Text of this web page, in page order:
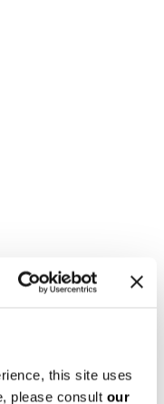
this site uses
please consult our